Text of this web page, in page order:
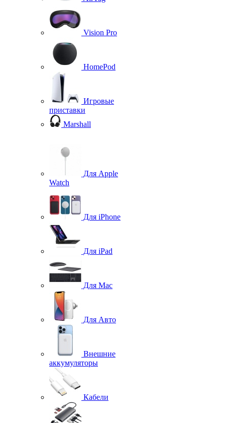
Vision Pro
HomePod
Игровые
приставки
Marshall
Для Apple
Watch
Для iPhone
Для iPad
Для Mac
Для Авто
Внешние
аккумуляторы
Кабели